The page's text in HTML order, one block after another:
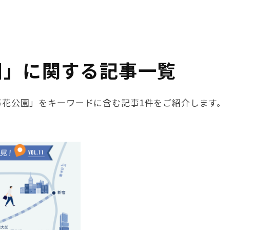
」に関する記事一覧
公園」をキーワードに含む記事1件をご紹介します。